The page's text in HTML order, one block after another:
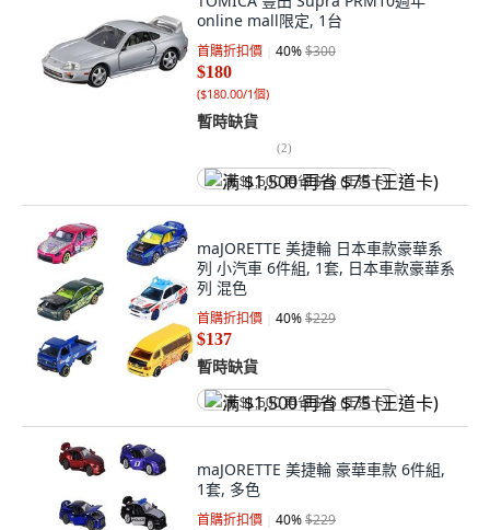
online mall限定, 1台
首購折扣價 40%$300
$180
($180.00/1個)
暫時缺貨
(2)
满 $1,500 再省 $75 (王道卡)
maJORETTE 美捷輪 日本車款豪華系
列 小汽車 6件組, 1套, 日本車款豪華系
列 混色
首購折扣價 40%$229
$137
暫時缺貨
满 $1,500 再省 $75 (王道卡)
maJORETTE 美捷輪 豪華車款 6件組,
1套, 多色
首購折扣價 40%$229